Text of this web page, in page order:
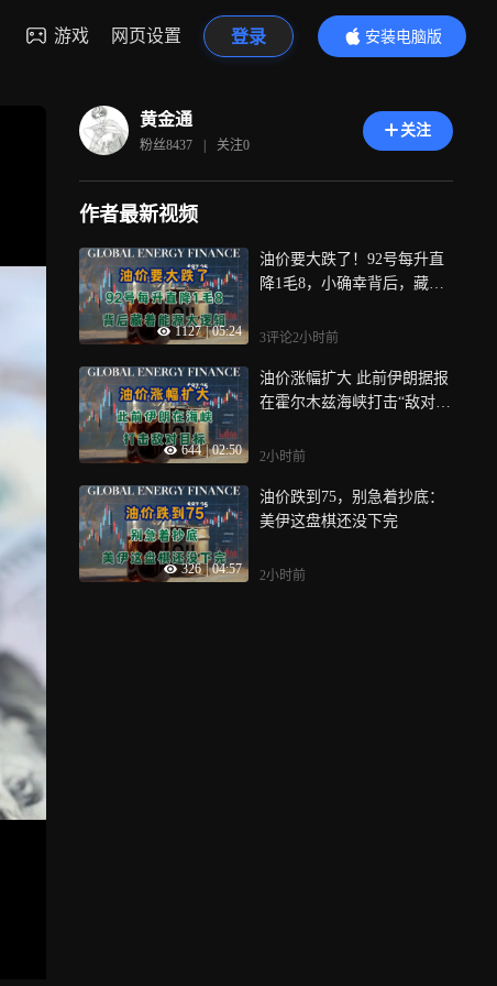
游戏 网页设置 登录
安装电脑版
内容更精彩
黄金通
粉丝8437 | 关注0
关注
作者最新视频
1127 | 05:24
油价要大跌了！92号每升直
降1毛8，小确幸背后，藏着
3评论2小时前
644 | 02:50
油价涨幅扩大 此前伊朗据报
在霍尔木兹海峡打击“敌对目
2小时前
326 | 04:57
油价跌到75，别急着抄底：
美伊这盘棋还没下完
2小时前